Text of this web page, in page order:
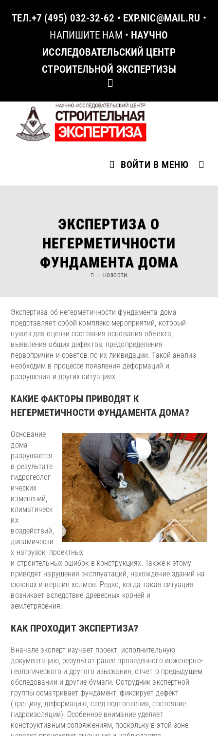
ТЕЛ.+7 (495) 032-32-62 • EXP.NIC@MAIL.RU •
НАПИШИТЕ НАМ • НАУЧНО
ИССЛЕДОВАТЕЛЬСКИЙ ЦЕНТР
СТРОИТЕЛЬНОЙ ЭКСПЕРТИЗЫ
ВОЙТИ В МЕНЮ
ЭКСПЕРТИЗА О
НЕГЕРМЕТИЧНОСТИ
ФУНДАМЕНТА ДОМА
> НОВОСТИ
Экспертиза об негерметичности фундамента дома
представляет собой комплекс мероприятий, который
нужен для оценки состояния основания объекта,
выявления общих дефектов, предопределения
первопричин и советов по их ликвидации. Такой анализ
необходим в процессе появления деформаций и
разрушения и других ситуациях.
КАКИЕ ФАКТОРЫ ПРИВОДЯТ К
НЕГЕРМЕТИЧНОСТИ ФУНДАМЕНТА ДОМА?
Основание
дома
разрушается
в результате
гидрогеолог
ических
изменений,
климатическ
их
воздействий,
динамически
х нагрузок, проектных
и строительных ошибок в конструкциях. Также к этому
приводят нарушения эксплуатаций, нахождение зданий на
склонах и вершин холмов. Редко, когда такая ситуация
возникает вследствие древесных корней и
землетрясения.
КАК ПРОХОДИТ ЭКСПЕРТИЗА?
Вначале эксперт изучает проект, исполнительную
документацию, результат ранее проведенного инженерно-
геологического и другого изыскания, отчет о предыдущем
обследовании и другие бумаги. Сотрудник экспертной
группы осматривает фундамент, фиксирует дефект
(трещину, деформацию, след подтопления, состояние
гидроизоляции). Особенное внимание уделяет
конструктивным сопряжениям, поскольку в этой зоне